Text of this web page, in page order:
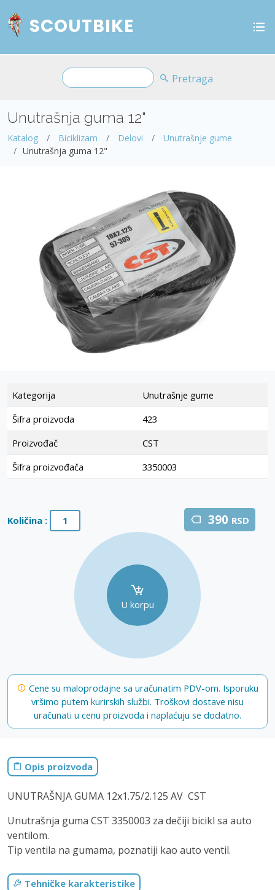
SCOUTBIKE
Pretraga
Unutrašnja guma 12"
Katalog Biciklizam Delovi
Unutrašnje gume
Unutrašnja guma 12"
Kategorija
Unutrašnje gume
Šifra proizvoda
423
Proizvođač
CST
Šifra proizvođača
3350003
Količina : 390 RSD
U korpu
Cene su maloprodajne sa uračunatim PDV-om. Isporuku
vršimo putem kurirskih službi. Troškovi dostave nisu
uračunati u cenu proizvoda i naplaćuju se dodatno.
Opis proizvoda
UNUTRAŠNJA GUMA 12x1.75/2.125 AV CST
Unutrašnja guma CST 3350003 za dečiji bicikl sa auto
ventilom.
Tip ventila na gumama, poznatiji kao auto ventil.
Tehničke karakteristike